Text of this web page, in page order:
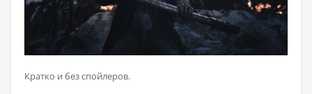
Кратко и без спойлеров.